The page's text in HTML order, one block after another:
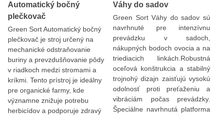
Automatický bočný
plečkovač
Green Sort Automatický bočný
plečkovač je stroj určený na
mechanické odstraňovanie
buriny a prevzdušňovanie pôdy
v riadkoch medzi stromami a
kríkmi. Tento prístroj je ideálny
pre organické farmy, kde
významne znižuje potrebu
herbicídov a podporuje zdravý
Váhy do sadov
Green Sort Váhy do sadov sú
navrhnuté pre intenzívnu
prevádzku v sadoch,
nákupných bodoch ovocia a na
triediacich linkách.Robustná
oceľová konštrukcia a stabilný
trojnohý dizajn zaisťujú vysokú
odolnosť proti preťaženiu a
vibráciám počas prevádzky.
Špeciálne navrhnutá platforma